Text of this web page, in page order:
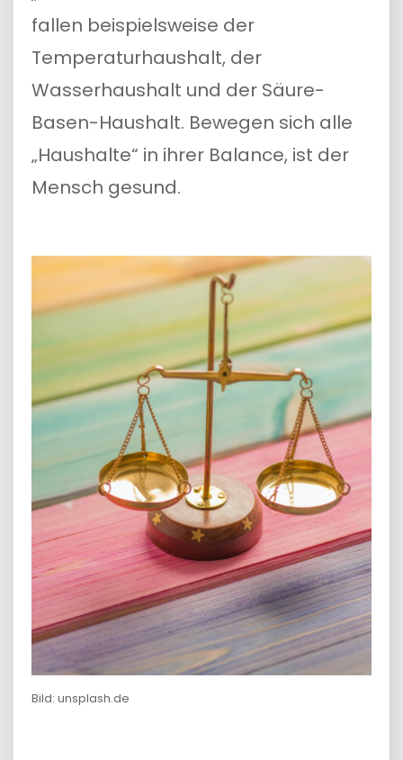
fallen beispielsweise der
Temperaturhaushalt, der
Wasserhaushalt und der Säure-
Basen-Haushalt. Bewegen sich alle
„Haushalte“ in ihrer Balance, ist der
Mensch gesund.
Bild: unsplash.de